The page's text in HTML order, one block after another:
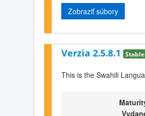
Zobraziť súbory
Verzia 2.5.8.1 Stable
This is the Swahili